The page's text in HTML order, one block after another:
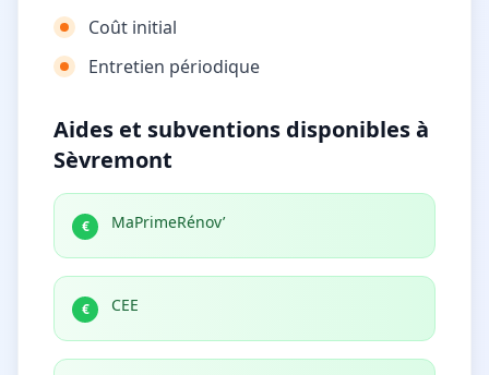
Coût initial
Entretien périodique
Aides et subventions disponibles à
Sèvremont
€ MaPrimeRénov’
€ CEE